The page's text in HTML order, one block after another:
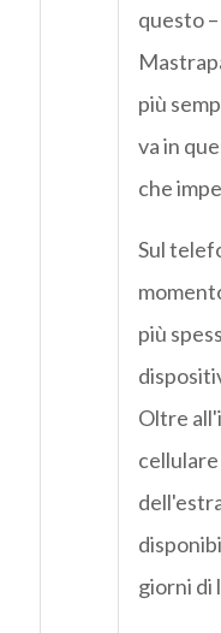
questo
più
va in
che
Sul
più
Oltre
giorni di